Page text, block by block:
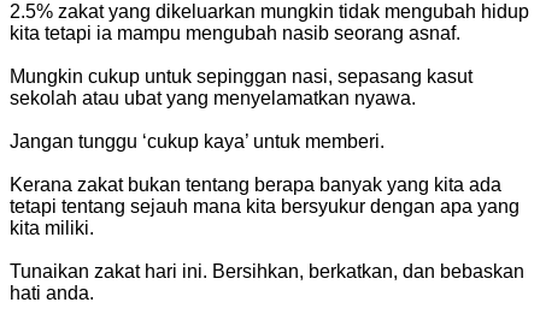
2.5% zakat yang dikeluarkan mungkin tidak mengubah hidup
kita tetapi ia mampu mengubah nasib seorang asnaf.
Mungkin cukup untuk sepinggan nasi, sepasang kasut
sekolah atau ubat yang menyelamatkan nyawa.
Jangan tunggu ‘cukup kaya’ untuk memberi.
Kerana zakat bukan tentang berapa banyak yang kita ada
tetapi tentang sejauh mana kita bersyukur dengan apa yang
kita miliki.
Tunaikan zakat hari ini. Bersihkan, berkatkan, dan bebaskan
hati anda.